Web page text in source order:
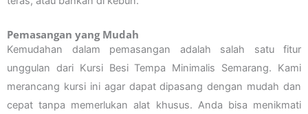
Pemasangan yang Mudah
Kemudahan dalam pemasangan adalah salah satu fitur
unggulan dari Kursi Besi Tempa Minimalis Semarang. Kami
merancang kursi ini agar dapat dipasang dengan mudah dan
cepat tanpa memerlukan alat khusus. Anda bisa menikmati